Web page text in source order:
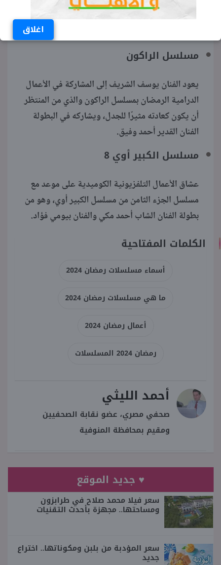
اغلاق
مسلسل نعمة الأفوكاتو رمضان المقبل، كما يشاركهم
البطولة الفنانة أروى جودة، والفنان كمال أبو رية.
مسلسل الراكون
يعود الفنان يوسف الشريف إلى المشاركة في الأعمال
الدرامية الرمضان بمسلسل الراكون والذي من المنتظر
أن يكون كعادته مثيرًا للجدل، ويشاركه في البطولة
الفنان القدير أحمد وفيق.
مسلسل الكبير أوي 8
عشاق الأعمال التلفزيونية الكوميدية على موعد مع
مسلسل الجزء الثامن من مسلسل الكبير أوي، وهو من
بطولة الفنان الشاب أحمد مكي والفنان بيومي فؤاد.
الكلمات المفتاحية
أسماء مسلسلات رمضان 2024
ما هي مسلسلات رمضان 2024
أعمال رمضان 2024
رمضان 2024 المسلسلات
أحمد الليثي
صحفي مصري، عضو نقابة الصحفيين
ومقيم بمحافظة المنوفية
♥ جديد الموقع
سعر فيلا محمد صلاح في طرابزون
ومساحتها.. مجهزة بأحدث التقنيات
سعر المؤدبة من بلبن ومكوناتها.. اختراع
جديد